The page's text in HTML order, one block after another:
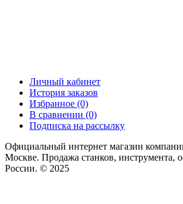
Личный кабинет
История заказов
Избранное (0)
В сравнении (0)
Подписка на рассылку
Официальный интернет магазин
Москве. Продажа станков, инструмента,
России. © 2025